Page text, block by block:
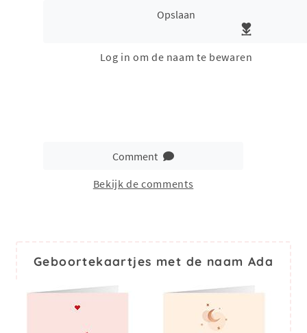
Opslaan
Log in om de naam te bewaren
Comment
Bekijk de comments
Geboortekaartjes met de naam Ada